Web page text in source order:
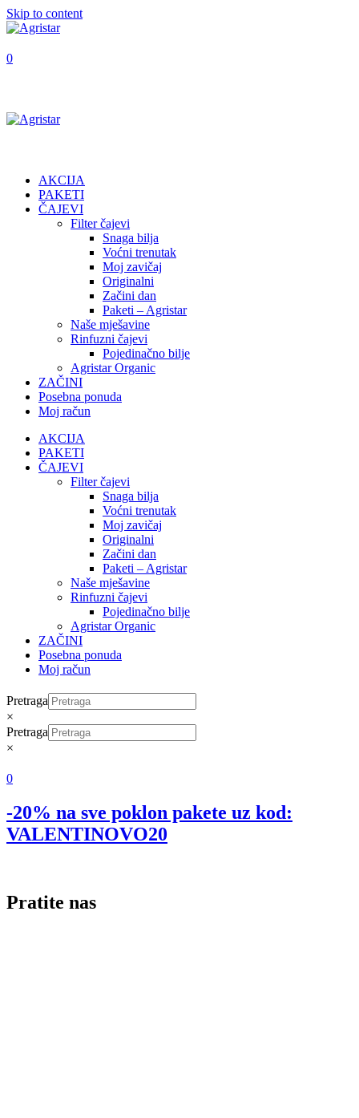
Skip to content
0
AKCIJA
PAKETI
ČAJEVI
Filter čajevi
Snaga bilja
Voćni trenutak
Moj zavičaj
Originalni
Začini dan
Paketi – Agristar
Naše mješavine
Rinfuzni čajevi
Pojedinačno bilje
Agristar Organic
ZAČINI
Posebna ponuda
Moj račun
AKCIJA
PAKETI
ČAJEVI
Filter čajevi
Snaga bilja
Voćni trenutak
Moj zavičaj
Originalni
Začini dan
Paketi – Agristar
Naše mješavine
Rinfuzni čajevi
Pojedinačno bilje
Agristar Organic
ZAČINI
Posebna ponuda
Moj račun
Pretraga
×
Pretraga
×
0
-20% na sve poklon pakete uz kod:
VALENTINOVO20
Pratite nas